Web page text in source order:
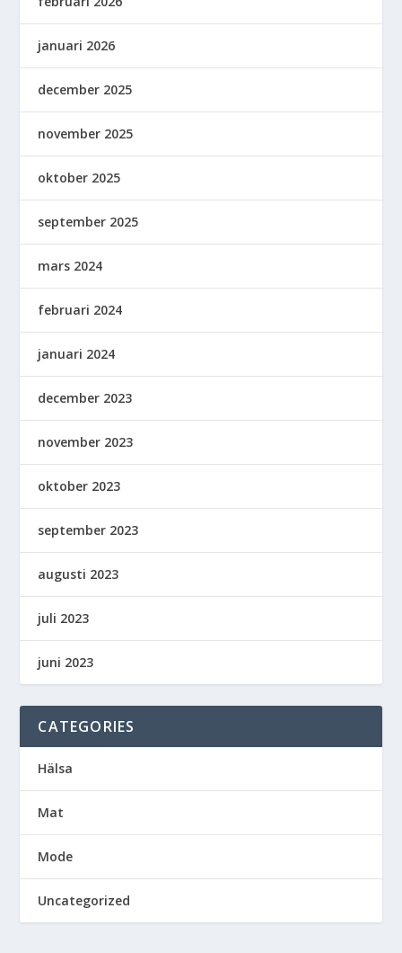
januari 2026
december 2025
november 2025
oktober 2025
september 2025
mars 2024
februari 2024
januari 2024
december 2023
november 2023
oktober 2023
september 2023
augusti 2023
juli 2023
juni 2023
CATEGORIES
Hälsa
Mat
Mode
Uncategorized